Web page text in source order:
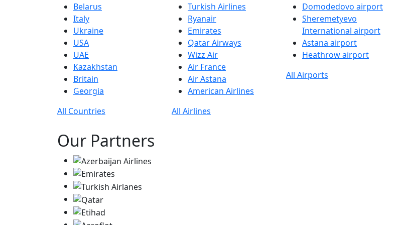
Belarus
Italy
Ukraine
USA
UAE
Kazakhstan
Britain
Georgia
All Countries
Turkish Airlines
Ryanair
Emirates
Qatar Airways
Wizz Air
Air France
Air Astana
American Airlines
All Airlines
Domodedovo airport
Sheremetyevo
International airport
Astana airport
Heathrow airport
All Airports
Our Partners